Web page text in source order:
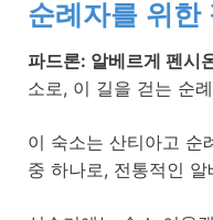
순례자를 위한
파드론: 알베르게 펜시
소로, 이 길을 걷는 순
이 숙소는 산티아고 순
중 하나로, 전통적인